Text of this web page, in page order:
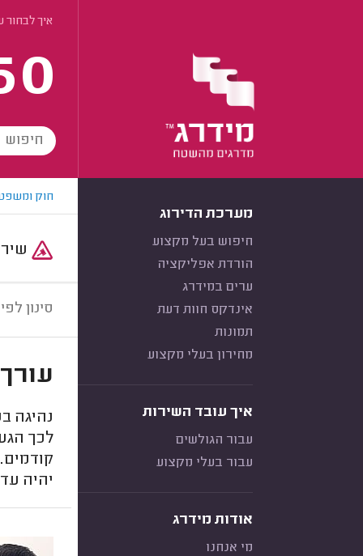
איך לבחור
מערכת הדירוג
חיפוש בעל מקצוע
הורדת אפליקציה
ערים במידרג
אינדקס חוות דעת
תמונות
מחירון בעלי מקצוע
איך עובד השירות
עבור הגולשים
עבור בעלי מקצוע
אודות מידרג
מי אנחנו
חוק
סינון
נהיגה
לכך
יהיה